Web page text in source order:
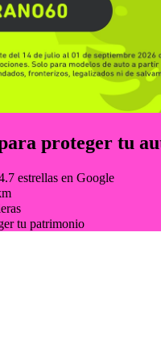
proteger tu
estrellas en Google
tu patrimonio